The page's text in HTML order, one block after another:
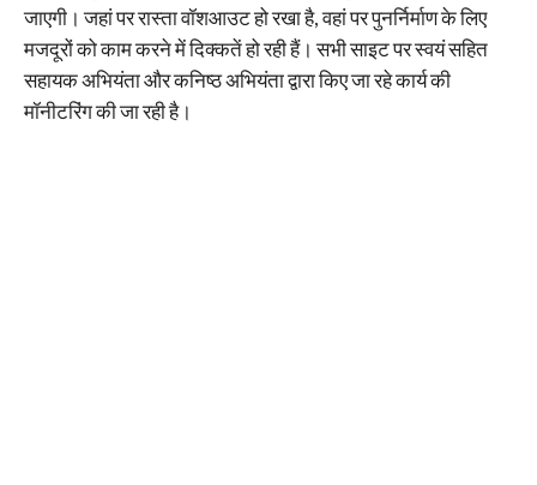
जाएगी। जहां पर रास्ता वॉशआउट हो रखा है, वहां पर पुनर्निर्माण के लिए
मजदूरों को काम करने में दिक्कतें हो रही हैं। सभी साइट पर स्वयं सहित
सहायक अभियंता और कनिष्ठ अभियंता द्वारा किए जा रहे कार्य की
मॉनीटरिंग की जा रही है।